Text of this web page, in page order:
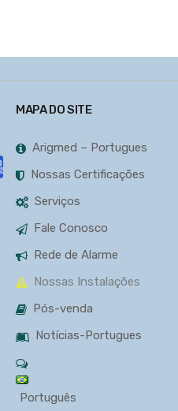
MAPA DO SITE
Arigmed – Portugues
Nossas Certificações
Serviços
Fale Conosco
Rede de Alarme
Nossas Instalações
Pós-venda
Notícias-Portugues
Português